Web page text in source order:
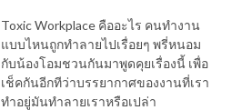
Toxic Workplace คืออะไร คนทำงาน
แบบไหนถูกทำลายไปเรื่อยๆ พรี่หนอม
กับน้องโอมชวนกันมาพูดคุยเรื่องนี้ เพื่อ
เช็คกันอีกทีว่าบรรยากาศของงานที่เรา
ทำอยู่มันทำลายเราหรือเปล่า